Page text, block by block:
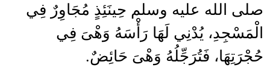
صلى الله عليه وسلم حِينَئِذٍ مُجَاوِرٌ فِي
الْمَسْجِدِ، يُدْنِي لَهَا رَأْسَهُ وَهْىَ فِي
حُجْرَتِهَا، فَتُرَجِّلُهُ وَهْىَ حَائِضٌ‏.‏